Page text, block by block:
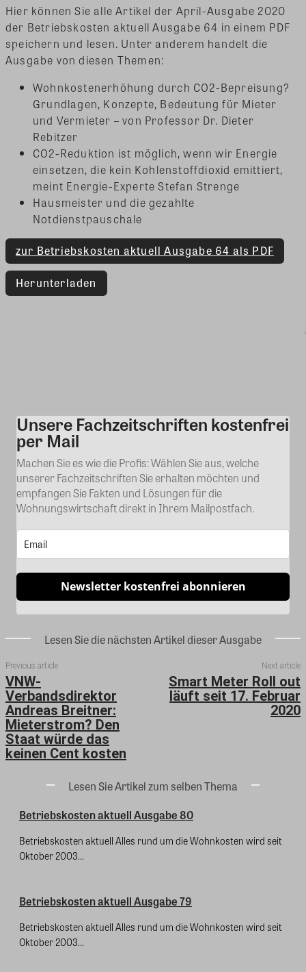
Hier können Sie alle Artikel der April-Ausgabe 2020
der Betriebskosten aktuell Ausgabe 64 in einem PDF
speichern und lesen. Unter anderem handelt die
Ausgabe von diesen Themen:
Wohnkostenerhöhung durch CO2-Bepreisung?
Grundlagen, Konzepte, Bedeutung für Mieter
und Vermieter – von Professor Dr. Dieter
Rebitzer
CO2-Reduktion ist möglich, wenn wir Energie
einsetzen, die kein Kohlenstoffdioxid emittiert,
meint Energie-Experte Stefan Strenge
Hausmeister und die gezahlte
Notdienstpauschale
zur Betriebskosten aktuell Ausgabe 64 als PDF
Herunterladen
Kommentar
Unsere Fachzeitschriften kostenfrei
per Mail
Machen Sie es wie die Profis: Wählen Sie aus, welche
unserer Fachzeitschriften Sie erhalten möchten und
empfangen Sie Fakten und Lösungen für die
Wohnungswirtschaft direkt in Ihrem Mailpostfach.
Newsletter kostenfrei abonnieren
Lesen Sie die nächsten Artikel dieser Ausgabe
Previous article
VNW-
Verbandsdirektor
Andreas Breitner:
Mieterstrom? Den
Staat würde das
keinen Cent kosten
Next article
Smart Meter Roll out
läuft seit 17. Februar
2020
Lesen Sie Artikel zum selben Thema
Betriebskosten aktuell Ausgabe 80
Betriebskosten aktuell Alles rund um die Wohnkosten wird seit
Oktober 2003...
Betriebskosten aktuell Ausgabe 79
Betriebskosten aktuell Alles rund um die Wohnkosten wird seit
Oktober 2003...